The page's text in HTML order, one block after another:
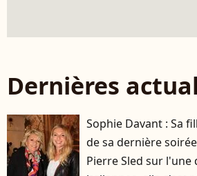
Dernières
Sophie Davant : Sa
de sa dernière
Pierre Sled sur l'une